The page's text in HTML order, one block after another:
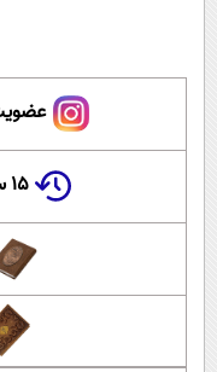
۱۵ سال پیش در چنین روزی